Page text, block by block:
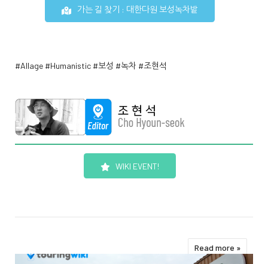
가는 길 찾기 : 대한다원 보성녹차밭
#Allage #Humanistic #보성 #녹차 #조현석
WIKI EVENT!
Read more »
Wiki Page